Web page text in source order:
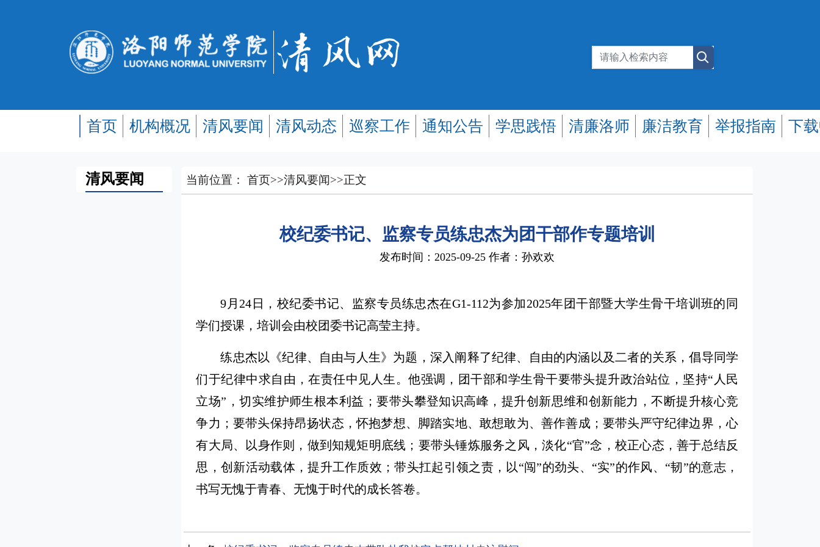
首页 机构概况 清风要闻 清风动态 巡察工作 通知公告 学思践悟 清廉洛师 廉洁教育 举报指南 下
清风要闻 当前位置：首页>>清风要闻>>正文
校纪委书记、监察专员练忠杰为团干部作专题培训
发布时间：2025-09-25 作者：孙欢欢
9月24日，校纪委书记、监察专员练忠杰在G1-112为参加2025年团干部暨大学生骨干培训班的同
学们授课，培训会由校团委书记高莹主持。
练忠杰以《纪律、自由与人生》为题，深入阐释了纪律、自由的内涵以及二者的关系，倡导同学
们于纪律中求自由，在责任中见人生。他强调，团干部和学生骨干要带头提升政治站位，坚持“人民
立场”，切实维护师生根本利益；要带头攀登知识高峰，提升创新思维和创新能力，不断提升核心竞
争力；要带头保持昂扬状态，怀抱梦想、脚踏实地、敢想敢为、善作善成；要带头严守纪律边界，心
有大局、以身作则，做到知规矩明底线；要带头锤炼服务之风，淡化“官”念，校正心态，善于总结反
思，创新活动载体，提升工作质效；带头扛起引领之责，以“闯”的劲头、“实”的作风、“韧”的意志，
书写无愧于青春、无愧于时代的成长答卷。